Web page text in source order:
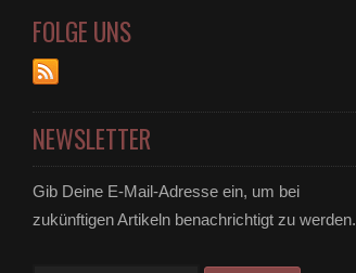
FOLGE UNS
NEWSLETTER
Gib Deine E-Mail-Adresse ein, um bei
zukünftigen Artikeln benachrichtigt zu werden.